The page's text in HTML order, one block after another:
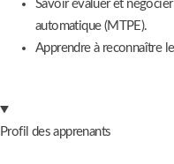
Savoir évaluer et
automatique (MTPE).
Apprendre à reconnaître
Profil des apprenants